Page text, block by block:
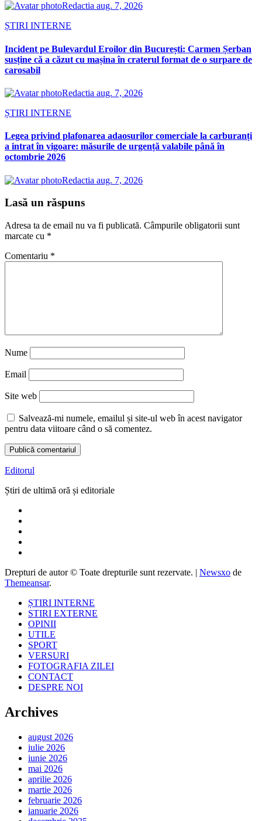
Redactia aug. 7, 2026
ȘTIRI INTERNE
Incident pe Bulevardul Eroilor din București: Carmen Șerban
susține că a căzut cu mașina în craterul format de o surpare de
carosabil
Redactia aug. 7, 2026
ȘTIRI INTERNE
Legea privind plafonarea adaosurilor comerciale la carburanți
a intrat în vigoare: măsurile de urgență valabile până în
octombrie 2026
Redactia aug. 7, 2026
Lasă un răspuns
Adresa ta de email nu va fi publicată. Câmpurile obligatorii sunt
marcate cu *
Comentariu *
Nume
Email
Site web
Salvează-mi numele, emailul și site-ul web în acest navigator
pentru data viitoare când o să comentez.
Editorul
Știri de ultimă oră și editoriale
Drepturi de autor © Toate drepturile sunt rezervate. | Newsxo de
Themeansar.
ȘTIRI INTERNE
STIRI EXTERNE
OPINII
UTILE
SPORT
VERSURI
FOTOGRAFIA ZILEI
CONTACT
DESPRE NOI
Archives
august 2026
iulie 2026
iunie 2026
mai 2026
aprilie 2026
martie 2026
februarie 2026
ianuarie 2026